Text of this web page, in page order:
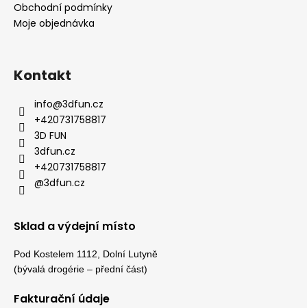
Obchodní podmínky
Moje objednávka
Kontakt
info@3dfun.cz
+420731758817
3D FUN
3dfun.cz
+420731758817
@3dfun.cz
Sklad a výdejní místo
Pod Kostelem 1112, Dolní Lutyně
(bývalá drogérie – přední část)
Fakturační údaje